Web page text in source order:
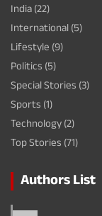
India(22)
International(5)
Lifestyle (9)
Politics (5)
Special Stories (3)
Sports (1)
Technology(2)
Top Stories (71)
Authors List